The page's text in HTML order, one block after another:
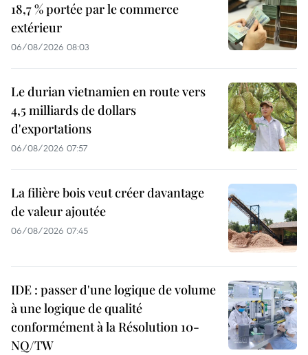
18,7 % portée par le commerce
extérieur
06/08/2026 08:03
Le durian vietnamien en route vers
4,5 milliards de dollars
d'exportations
06/08/2026 07:57
La filière bois veut créer davantage
de valeur ajoutée
06/08/2026 07:45
IDE : passer d'une logique de volume
à une logique de qualité
conformément à la Résolution 10-
NQ/TW